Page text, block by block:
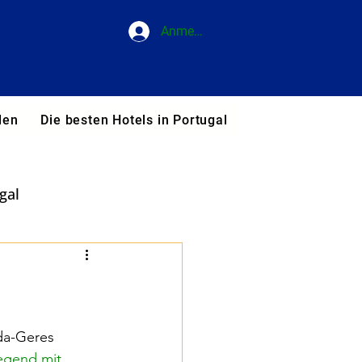
Anmelden
Die besten Hotels in Portugal
Thermalquellen
Geres